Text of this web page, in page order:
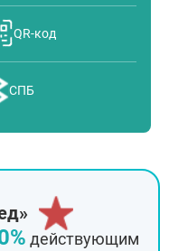
QR-код
СПБ
действующим